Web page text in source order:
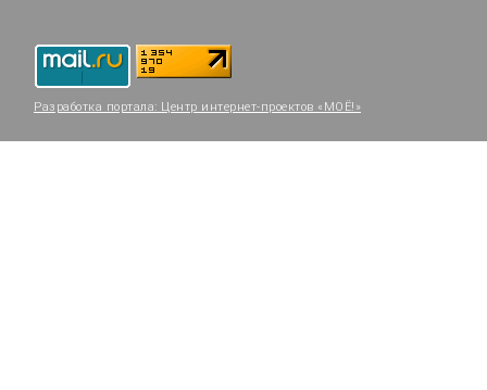
Разработка портала: Центр интернет-проектов «МОЁ!»